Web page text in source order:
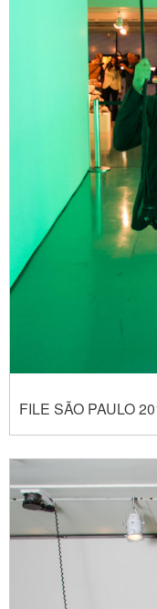
FILE SÃO PAULO